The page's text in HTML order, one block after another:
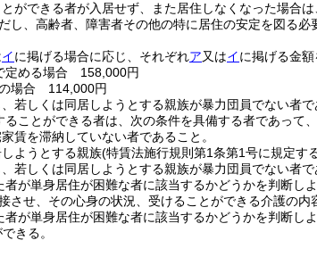
ができる者が入居せず、また居住しなくなった場合は
し、高齢者、障害者その他の特に居住の安定を図る
イに掲げる場合に応じ、それぞれア又はイに掲げる金額
定める場合 158,000円
場合 114,000円
若しくは同居しようとする親族が暴力団員でない者で
ことができる者は、次の条件を具備する者であって
賃を滞納していない者であること。
ようとする親族(特賃法施行規則第1条第1号に規定す
若しくは同居しようとする親族が暴力団員でない者で
が単身居住が困難な者に該当するかどうかを判断し
させ、その心身の状況、受けることができる介護の内
が単身居住が困難な者に該当するかどうかを判断し
きる。